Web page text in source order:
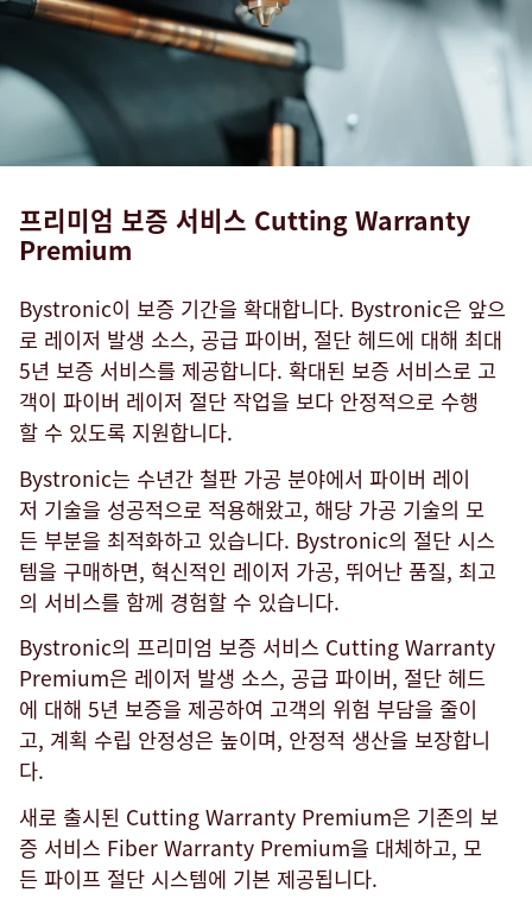
프리미엄 보증 서비스 Cutting Warranty
Premium
Bystronic이 보증 기간을 확대합니다. Bystronic은 앞으
로 레이저 발생 소스, 공급 파이버, 절단 헤드에 대해 최대
5년 보증 서비스를 제공합니다. 확대된 보증 서비스로 고
객이 파이버 레이저 절단 작업을 보다 안정적으로 수행
할 수 있도록 지원합니다.
Bystronic는 수년간 철판 가공 분야에서 파이버 레이
저 기술을 성공적으로 적용해왔고, 해당 가공 기술의 모
든 부분을 최적화하고 있습니다. Bystronic의 절단 시스
템을 구매하면, 혁신적인 레이저 가공, 뛰어난 품질, 최고
의 서비스를 함께 경험할 수 있습니다.
Bystronic의 프리미엄 보증 서비스 Cutting Warranty
Premium은 레이저 발생 소스, 공급 파이버, 절단 헤드
에 대해 5년 보증을 제공하여 고객의 위험 부담을 줄이
고, 계획 수립 안정성은 높이며, 안정적 생산을 보장합니
다.
새로 출시된 Cutting Warranty Premium은 기존의 보
증 서비스 Fiber Warranty Premium을 대체하고, 모
든 파이프 절단 시스템에 기본 제공됩니다.